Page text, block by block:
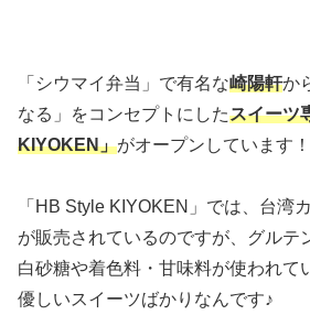
「シウマイ弁当」で有名な崎陽軒か
なる」をコンセプトにしたスイーツ
KIYOKEN」がオープンしています！
「HB Style KIYOKEN」では、台湾
が販売されているのですが、グルテ
白砂糖や着色料・甘味料が使われて
優しいスイーツばかりなんです♪